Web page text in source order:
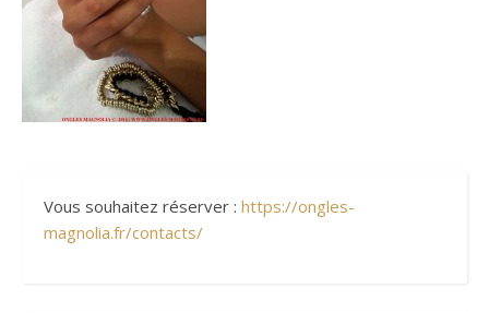
Vous souhaitez réserver : https://ongles-
magnolia.fr/contacts/